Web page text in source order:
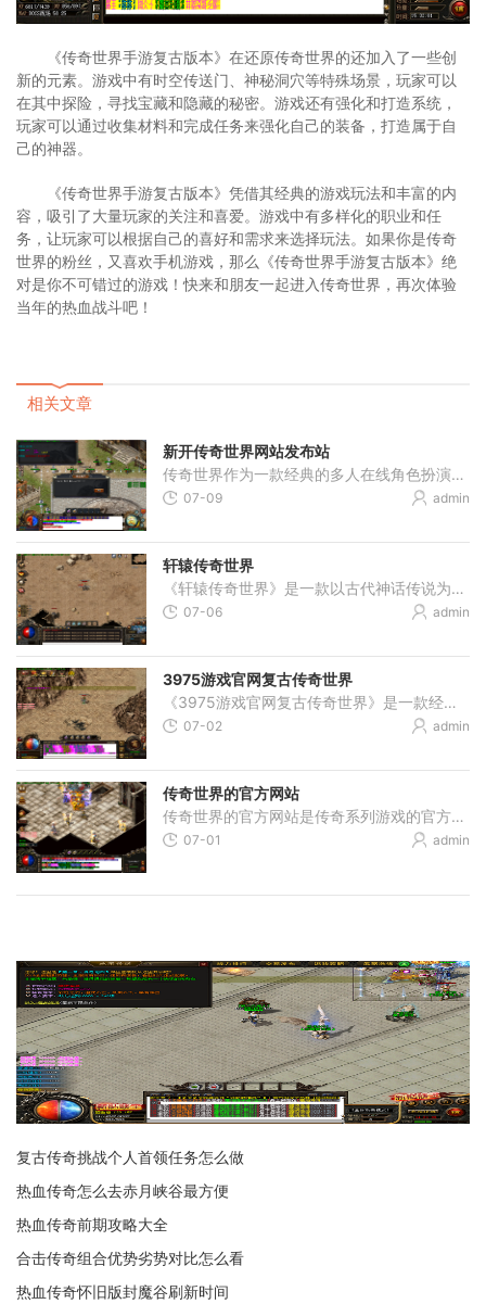
《传奇世界手游复古版本》在还原传奇世界的还加入了一些创
新的元素。游戏中有时空传送门、神秘洞穴等特殊场景，玩家可以
在其中探险，寻找宝藏和隐藏的秘密。游戏还有强化和打造系统，
玩家可以通过收集材料和完成任务来强化自己的装备，打造属于自
己的神器。
《传奇世界手游复古版本》凭借其经典的游戏玩法和丰富的内
容，吸引了大量玩家的关注和喜爱。游戏中有多样化的职业和任
务，让玩家可以根据自己的喜好和需求来选择玩法。如果你是传奇
世界的粉丝，又喜欢手机游戏，那么《传奇世界手游复古版本》绝
对是你不可错过的游戏！快来和朋友一起进入传奇世界，再次体验
当年的热血战斗吧！
相关文章
新开传奇世界网站发布站
传奇世界作为一款经典的多人在线角色扮演游戏，一直以来都备受玩家的喜爱。而一家全新的传奇世界网站发布站悄然上线，给玩家们带来了重新探索这个神秘世界的机会。本文将介绍
07-09 admin
轩辕传奇世界
《轩辕传奇世界》是一款以古代神话传说为题材的多人在线角色扮演游戏。本游戏采用即时回合制的战斗模式，玩家将扮演一位英勇的战士，与其他玩家一起探索这个神秘而又危险的世
07-06 admin
3975游戏官网复古传奇世界
《3975游戏官网复古传奇世界》是一款经典复古风格的网络游戏，它带你重温传奇世界的壮丽与激情。在这个游戏中，你将扮演一个英勇的冒险者，探索危险的地下城堡，与强大的敌人进
07-02 admin
传奇世界的官方网站
传奇世界的官方网站是传奇系列游戏的官方网站，在这个网站上，你可以找到最新的游戏资讯、玩法介绍、活动公告等等。对于喜爱传奇游戏的玩家来说，这个网站是他们了解游戏最重
07-01 admin
复古传奇挑战个人首领任务怎么做
热血传奇怎么去赤月峡谷最方便
热血传奇前期攻略大全
合击传奇组合优势劣势对比怎么看
热血传奇怀旧版封魔谷刷新时间